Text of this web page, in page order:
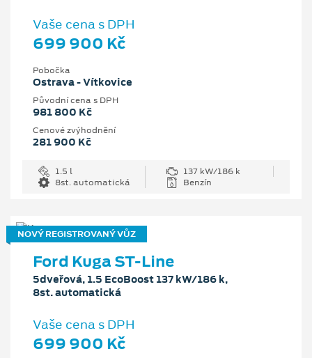
Vaše cena s DPH
699 900 Kč
Pobočka
Ostrava - Vítkovice
Původní cena s DPH
981 800 Kč
Cenové zvýhodnění
281 900 Kč
1.5 l
137 kW/186 k
8st. automatická
Benzín
NOVÝ REGISTROVANÝ VŮZ
Ford Kuga ST-Line
5dveřová, 1.5 EcoBoost 137 kW/186 k,
8st. automatická
Vaše cena s DPH
699 900 Kč